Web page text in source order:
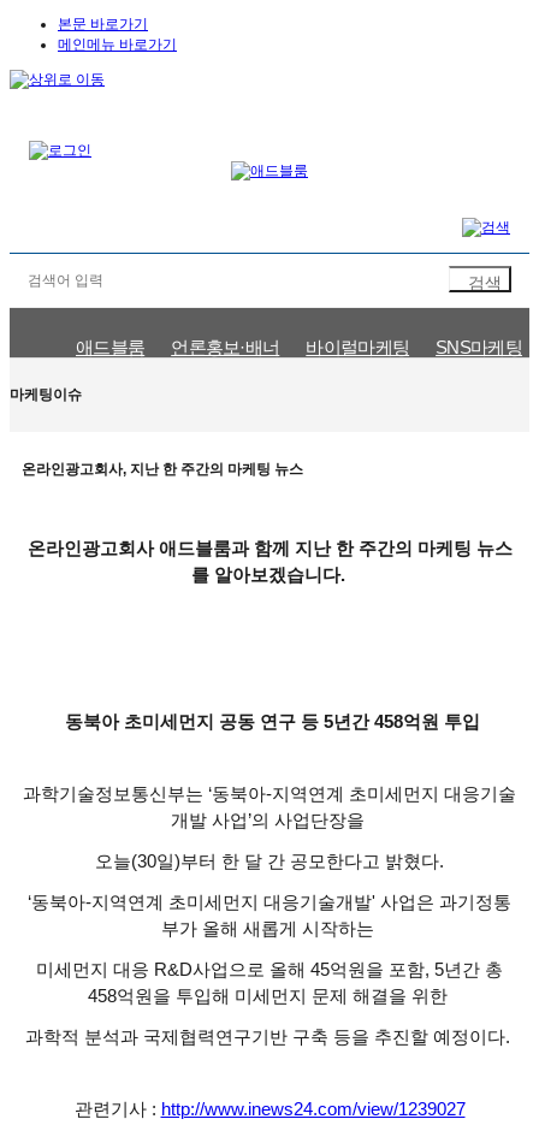
본문 바로가기
메인메뉴 바로가기
애드블룸 언론홍보·배너 바이럴마케팅 SNS마케팅
문의신청
마케팅이슈
온라인광고회사, 지난 한 주간의 마케팅 뉴스
온라인광고회사 애드블룸과 함께 지난 한 주간의 마케팅 뉴스
를 알아보겠습니다.
동북아 초미세먼지 공동 연구 등 5년간 458억원 투입
과학기술정보통신부는 ‘동북아-지역연계 초미세먼지 대응기술
개발 사업’의 사업단장을
오늘(30일)부터 한 달 간 공모한다고 밝혔다.
‘동북아-지역연계 초미세먼지 대응기술개발' 사업은 과기정통
부가 올해 새롭게 시작하는
미세먼지 대응 R&D사업으로 올해 45억원을 포함, 5년간 총
458억원을 투입해 미세먼지 문제 해결을 위한
과학적 분석과 국제협력연구기반 구축 등을 추진할 예정이다.
관련기사 : http://www.inews24.com/view/1239027